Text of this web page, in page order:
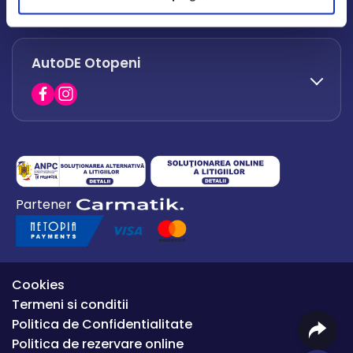
office.afumati@autode.ro
0730 063 852
0730 063 851
AutoDE Otopeni
0754 649 360
office.premium@autode.ro
Partener
Cookies
Termeni si conditii
Politica de Confidentialitate
Politica de rezervare online